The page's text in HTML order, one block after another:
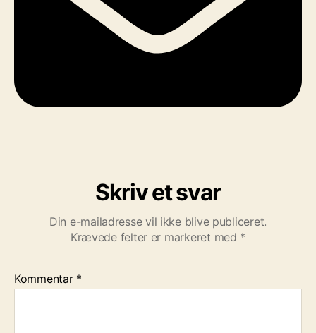
Skriv et svar
Din e-mailadresse vil ikke blive publiceret.
Krævede felter er markeret med *
Kommentar *